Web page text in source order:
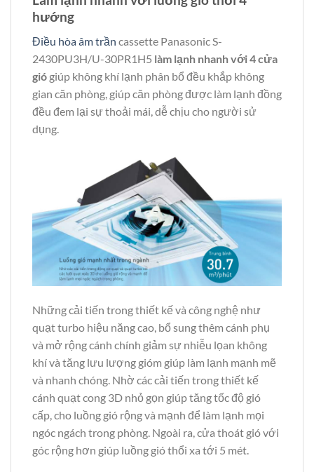
hướng
Điều hòa âm trần cassette Panasonic S-
2430PU3H/U-30PR1H5 làm lạnh nhanh với 4 cửa
gió giúp không khí lạnh phân bổ đều khắp không
gian căn phòng, giúp căn phòng được làm lạnh đồng
đều đem lại sự thoải mái, dễ chịu cho người sử
dụng.
Những cải tiến trong thiết kế và công nghệ như
quạt turbo hiệu năng cao, bổ sung thêm cánh phụ
và mở rộng cánh chính giảm sự nhiễu lọan không
khí và tăng lưu lượng gióm giúp làm lạnh mạnh mẽ
và nhanh chóng. Nhờ các cải tiến trong thiết kế
cánh quạt cong 3D nhỏ gọn giúp tăng tốc độ gió
cấp, cho luồng gió rộng và mạnh để làm lạnh mọi
ngóc ngách trong phòng. Ngoài ra, cửa thoát gió với
góc rộng hơn giúp luồng gió thổi xa tới 5 mét.